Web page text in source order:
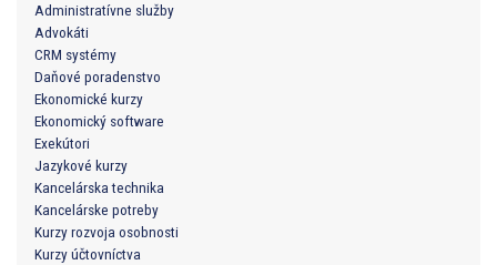
Administratívne služby
Advokáti
CRM systémy
Daňové poradenstvo
Ekonomické kurzy
Ekonomický software
Exekútori
Jazykové kurzy
Kancelárska technika
Kancelárske potreby
Kurzy rozvoja osobnosti
Kurzy účtovníctva